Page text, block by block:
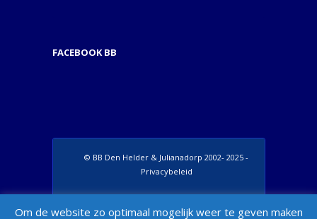
FACEBOOK BB
© BB Den Helder & Julianadorp 2002- 2025 -
Privacybeleid
Om de website zo optimaal mogelijk weer te geven maken